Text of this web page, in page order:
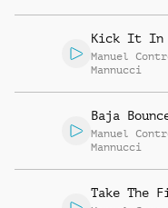
Kick It In
Manuel
Mannucci
Baja
Manuel
Mannucci
Take The